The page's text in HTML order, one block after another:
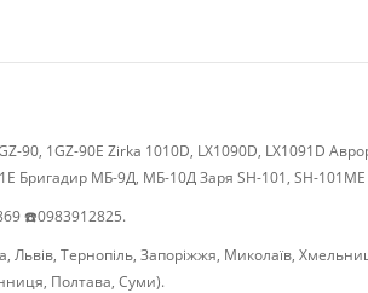
1GZ-90E Zirka 1010D, LX1090D, LX1091D
Бригадир МБ-9Д, МБ-10Д Заря SH-101, SH-101ME
☎️0983912825.
Львів, Тернопіль, Запоріжжя, Миколаїв,
Полтава, Суми).